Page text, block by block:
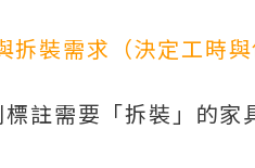
拆裝需求（決定工時與
註需要「拆裝」的家